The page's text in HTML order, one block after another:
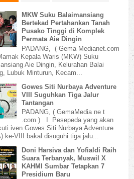
MKW Suku Balaimansiang
Bertekad Pertahankan Tanah
Pusako Tinggi di Komplek
Permata Aie Dingin
PADANG, ( Gema Medianet.com
Kepala Waris (MKW) Suku
Aie Dingin, Kelurahan Balai
Lubuk Minturun, Kecam...
Gowes Siti Nurbaya Adventure
VIII Suguhkan Tiga Jalur
Tantangan
PADANG, ( GemaMedia ne t
.com ) I Pesepeda yang akan
iven Gowes Siti Nurbaya Adventure
ke-VIII bakal disuguhi tiga jalu...
Doni Harsiva dan Yofialdi Raih
Suara Terbanyak, Muswil X
KAHMI Sumbar Tetapkan 7
Presidium Baru